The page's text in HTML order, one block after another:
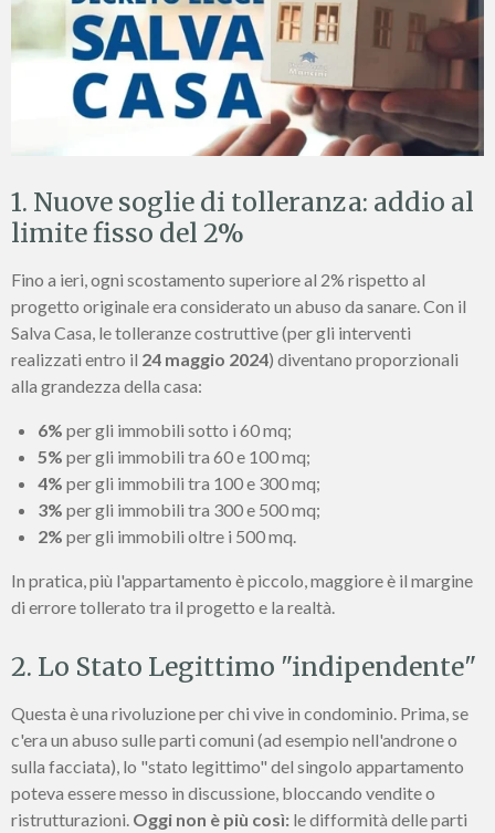
1. Nuove soglie di tolleranza: addio al
limite fisso del 2%
Fino a ieri, ogni scostamento superiore al 2% rispetto al
progetto originale era considerato un abuso da sanare. Con il
Salva Casa, le tolleranze costruttive (per gli interventi
realizzati entro il 24 maggio 2024) diventano proporzionali
alla grandezza della casa:
6% per gli immobili sotto i 60 mq;
5% per gli immobili tra 60 e 100 mq;
4% per gli immobili tra 100 e 300 mq;
3% per gli immobili tra 300 e 500 mq;
2% per gli immobili oltre i 500 mq.
In pratica, più l'appartamento è piccolo, maggiore è il margine
di errore tollerato tra il progetto e la realtà.
2. Lo Stato Legittimo "indipendente"
Questa è una rivoluzione per chi vive in condominio. Prima, se
c'era un abuso sulle parti comuni (ad esempio nell'androne o
sulla facciata), lo "stato legittimo" del singolo appartamento
poteva essere messo in discussione, bloccando vendite o
ristrutturazioni. Oggi non è più così: le difformità delle parti